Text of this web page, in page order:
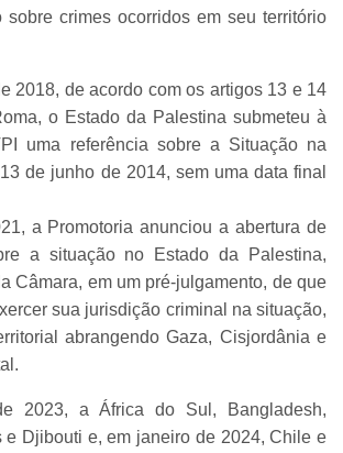
sobre crimes ocorridos em seu território
2018, de acordo com os artigos 13 e 14
o Estado da Palestina submeteu à
uma referência sobre a Situação na
de junho de 2014, sem uma data final
a Promotoria anunciou a abertura de
a situação no Estado da Palestina,
Câmara, em um pré-julgamento, de que
sua jurisdição criminal na situação,
abrangendo Gaza, Cisjordânia e
2023, a África do Sul, Bangladesh,
e Djibouti e, em janeiro de 2024, Chile e